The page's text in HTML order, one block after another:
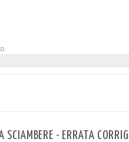
SCIAMBERE - ERRATA